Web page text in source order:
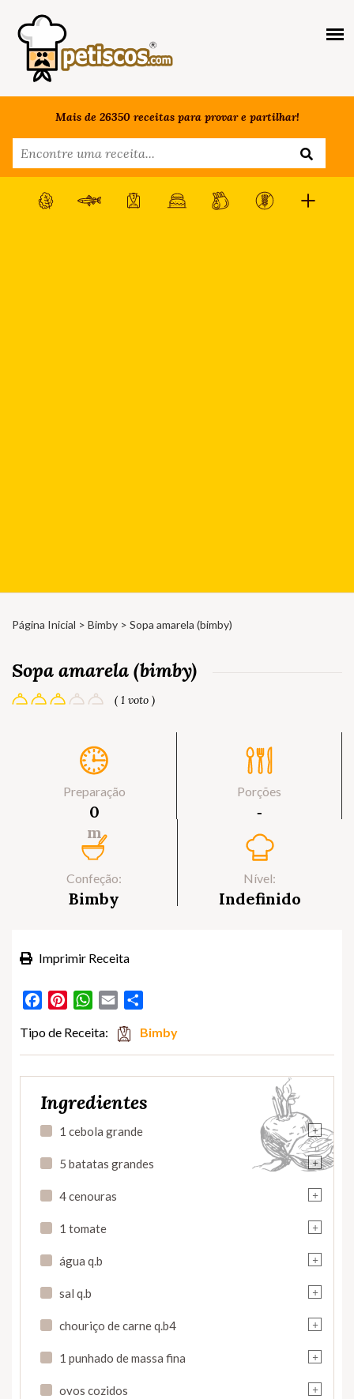
Mais de 26350 receitas para provar e partilhar!
Página Inicial > Bimby > Sopa amarela (bimby)
Sopa amarela (bimby)
( 1 voto )
Preparação
0
m
Porções
‐
Confeção:
Bimby
Nível:
Indefinido
Imprimir Receita
FacebookPinterestWhatsApp
Email
Tipo de Receita: Bimby
Ingredientes
+
1 cebola grande
+
5 batatas grandes
+
4 cenouras
+
1 tomate
+
água q.b
+
sal q.b
+
chouriço de carne q.b4
+
1 punhado de massa fina
+
ovos cozidos